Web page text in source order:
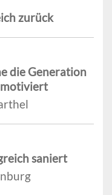
zurück
die Generation
saniert